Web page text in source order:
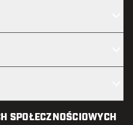
SPOŁECZNOŚCIOWYCH